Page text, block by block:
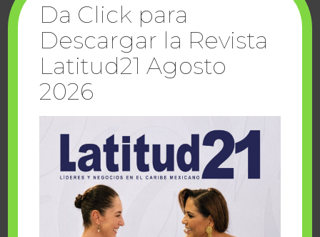
Cuando la solidaridad inspira; cumplen
sueños Fairmont Mayakoba y Make-A-Wish
Da Click para
Descargar la Revista
Latitud21 Agosto
2026